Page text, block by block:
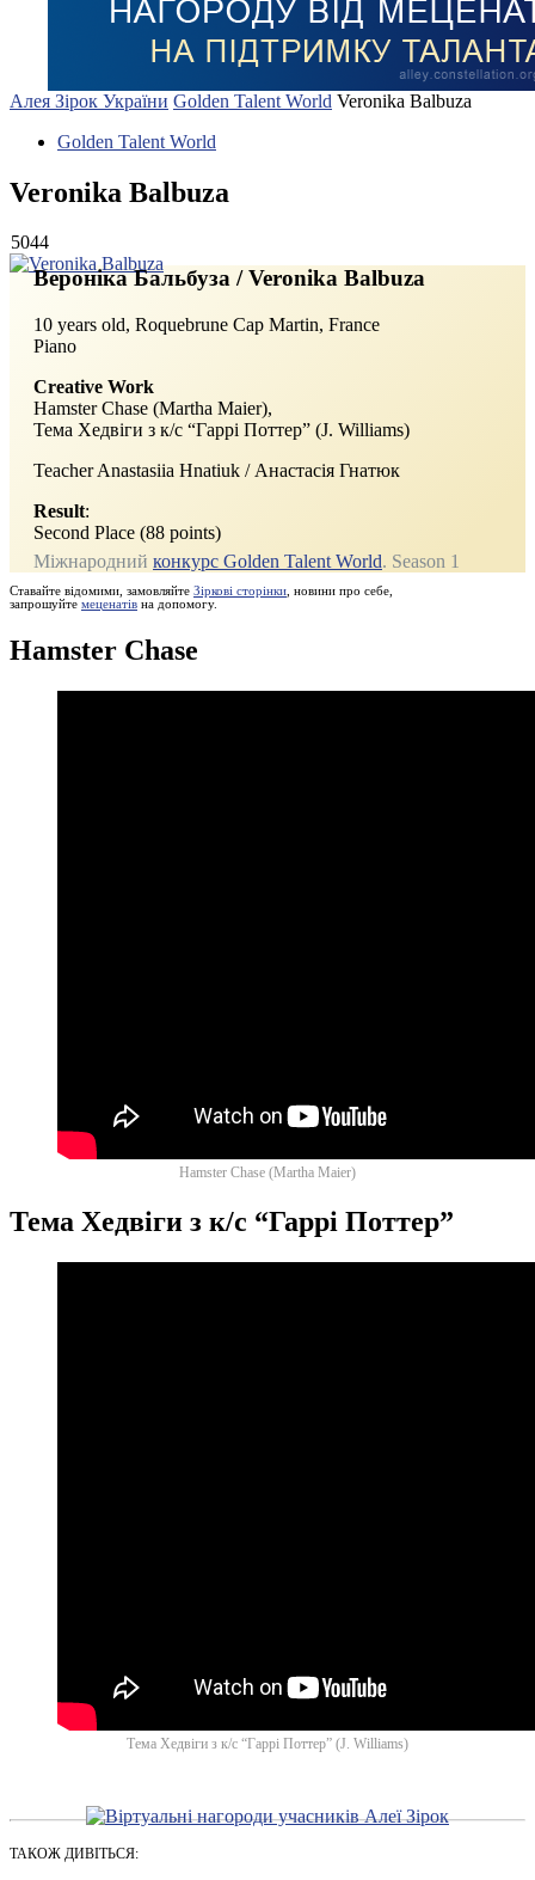
Алея Зірок України Golden Talent World Veronika Balbuza
Golden Talent World
Veronika Balbuza
5044
Вероніка Бальбуза / Veronika Balbuza
10 years old, Roquebrune Cap Martin, France
Piano
Creative Work
Hamster Chase (Martha Maier),
Тема Хедвіги з к/с “Гаррі Поттер” (J. Williams)
Teacher Anastasiia Hnatiuk / Анастасія Гнатюк
Result:
Second Place (88 points)
Міжнародний конкурс Golden Talent World. Season 1
Ставайте відомими, замовляйте Зіркові сторінки , новини про себе,
запрошуйте меценатів на допомогу.
Hamster Chase
Hamster Chase (Martha Maier)
Тема Хедвіги з к/с “Гаррі Поттер”
Тема Хедвіги з к/с “Гаррі Поттер” (J. Williams)
ТАКОЖ ДИВІТЬСЯ: